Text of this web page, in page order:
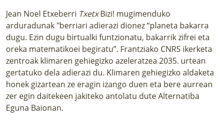
Jean Noel Etxeberri TxetxBizi! mugimenduko
arduradunak "berriari adierazi dionez “planeta bakarra
dugu. Ezin dugu birtualki funtzionatu, bakarrik zifrei eta
oreka matematikoei begiratu”. Frantziako CNRS ikerketa
zentroak klimaren gehiegizko azeleratzea 2035. urtean
gertatuko dela adierazi du. Klimaren gehiegizko aldaketa
honek gizartean ze eragin izango duen eta bere aurrean
zer egin daitekeen jakiteko antolatu dute Alternatiba
Eguna Baionan.